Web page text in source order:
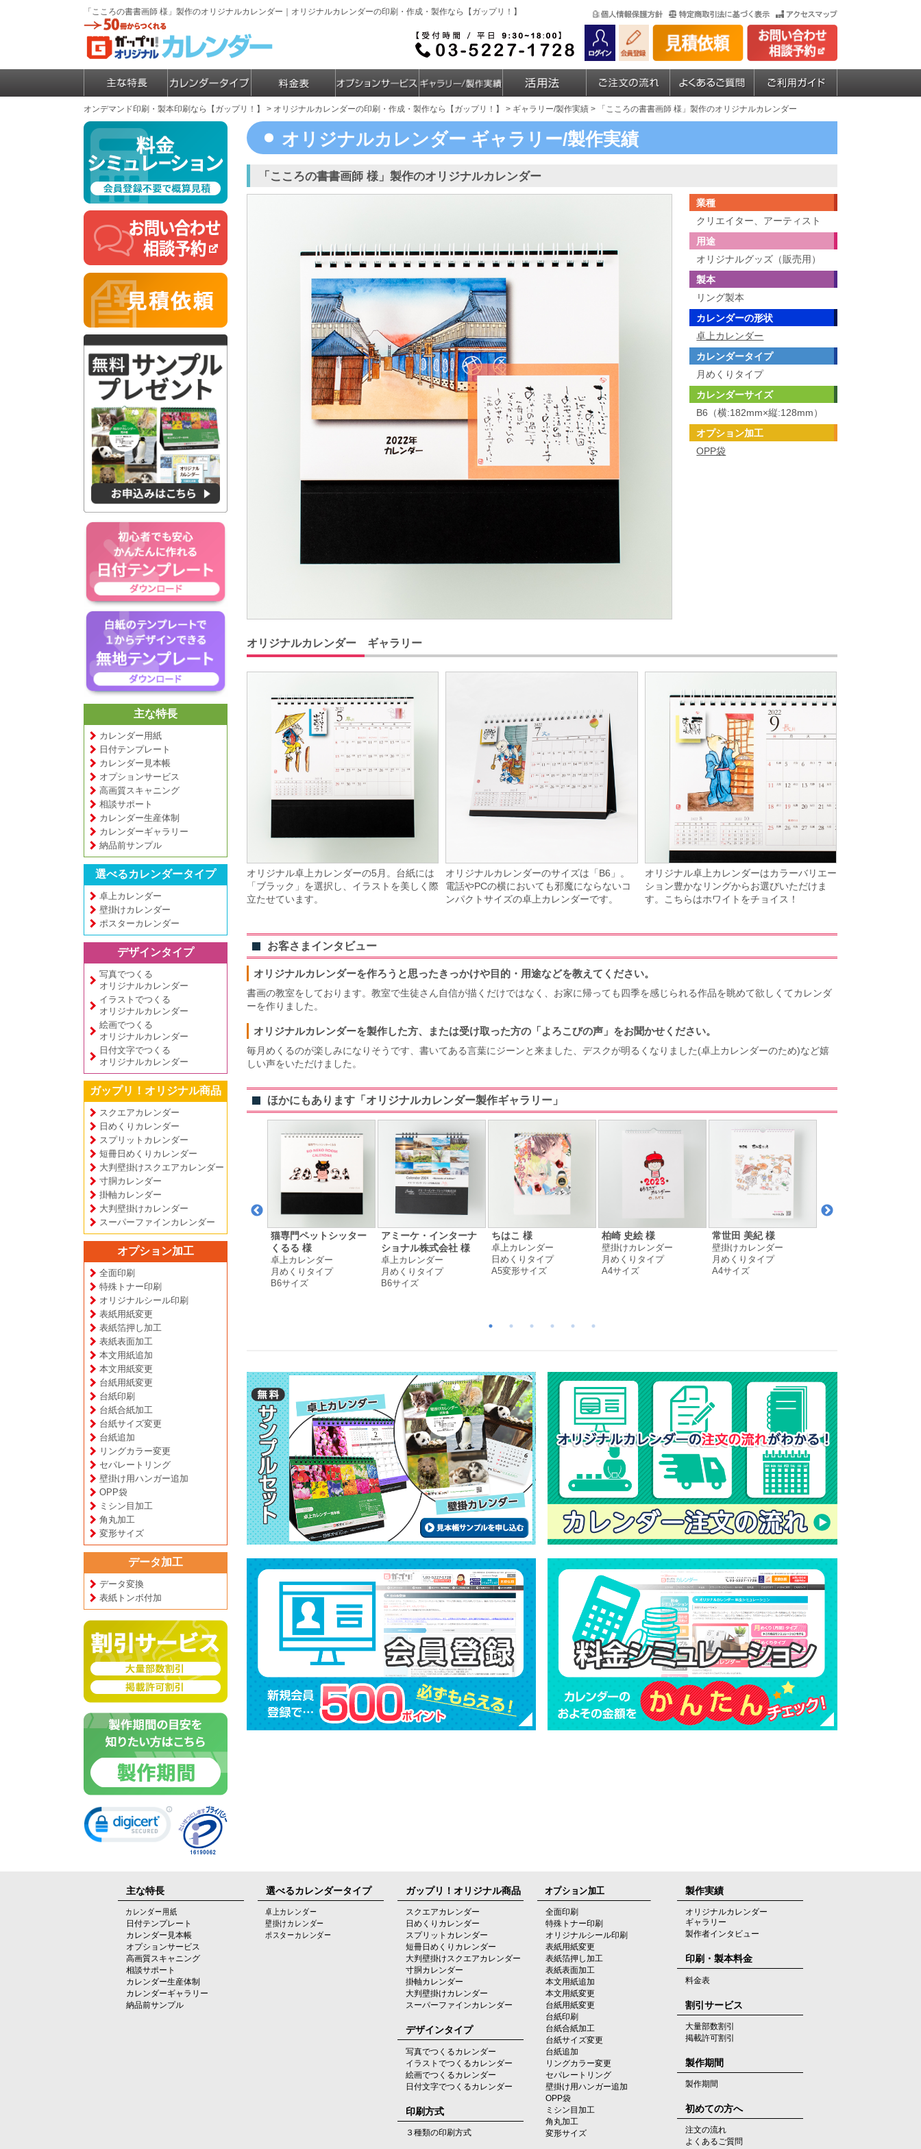
「こころの書書画師 様」製作のオリジナルカレンダー｜オリジナルカレンダーの印刷・作成・製作なら【ガップリ！】
オンデマンド印刷・製本印刷なら【ガップリ！】 > オリジナルカレンダーの印刷・作成・製作なら【ガップリ！】 > ギャラリー/製作実績 > 「こころの書書画師 様」製作のオリジナルカレンダー
主な特長
カレンダー用紙
日付テンプレート
カレンダー見本帳
オプションサービス
高画質スキャニング
相談サポート
カレンダー生産体制
カレンダーギャラリー
納品前サンプル
選べるカレンダータイプ
卓上カレンダー
壁掛けカレンダー
ポスターカレンダー
デザインタイプ
写真でつくる
オリジナルカレンダー
イラストでつくる
オリジナルカレンダー
絵画でつくる
オリジナルカレンダー
日付文字でつくる
オリジナルカレンダー
ガップリ！オリジナル商品
スクエアカレンダー
日めくりカレンダー
スプリットカレンダー
短冊日めくりカレンダー
大判壁掛けスクエアカレンダー
寸胴カレンダー
掛軸カレンダー
大判壁掛けカレンダー
スーパーファインカレンダー
オプション加工
全面印刷
特殊トナー印刷
オリジナルシール印刷
表紙用紙変更
表紙箔押し加工
表紙表面加工
本文用紙追加
本文用紙変更
台紙用紙変更
台紙印刷
台紙合紙加工
台紙サイズ変更
台紙追加
リングカラー変更
セパレートリング
壁掛け用ハンガー追加
OPP袋
ミシン目加工
角丸加工
変形サイズ
データ加工
データ変換
表紙トンボ付加
オリジナルカレンダー ギャラリー/製作実績
「こころの書書画師 様」製作のオリジナルカレンダー
業種
クリエイター、アーティスト
用途
オリジナルグッズ（販売用）
製本
リング製本
カレンダーの形状
卓上カレンダー
カレンダータイプ
月めくりタイプ
カレンダーサイズ
B6（横:182mm×縦:128mm）
オプション加工
OPP袋
オリジナルカレンダー ギャラリー
オリジナル卓上カレンダーの5月。台紙には
「ブラック」を選択し、イラストを美しく際
立たせています。
オリジナルカレンダーのサイズは「B6」。
電話やPCの横においても邪魔にならないコ
ンパクトサイズの卓上カレンダーです。
オリジナル卓上カレンダーはカラーバリエー
ション豊かなリングからお選びいただけま
す。こちらはホワイトをチョイス！
お客さまインタビュー
オリジナルカレンダーを作ろうと思ったきっかけや目的・用途などを教えてください。
書画の教室をしております。教室で生徒さん自信が描くだけではなく、お家に帰っても四季を感じられる作品を眺めて欲しくてカレンダ
ーを作りました。
オリジナルカレンダーを製作した方、または受け取った方の「よろこびの声」をお聞かせください。
毎月めくるのが楽しみになりそうです、書いてある言葉にジーンと来ました、デスクが明るくなりました(卓上カレンダーのため)など嬉
しい声をいただけました。
ほかにもあります「オリジナルカレンダー製作ギャラリー」
株式会社スタジオグレ
卓上カレンダー
月めくりタイプ
一般社団法人健康労働
支援協会 様
卓上カレンダー
A5変形サイズ
猫専門ペットシッター
くるる 様
卓上カレンダー
月めくりタイプ
B6サイズ
アミーケ・インターナ
ショナル株式会社 様
卓上カレンダー
月めくりタイプ
B6サイズ
ちはこ 様
卓上カレンダー
日めくりタイプ
A5変形サイズ
柏崎 史絵 様
壁掛けカレンダー
月めくりタイプ
A4サイズ
常世田 美紀 様
壁掛けカレンダー
月めくりタイプ
A4サイズ
主な特長
カレンダー用紙
日付テンプレート
カレンダー見本帳
オプションサービス
高画質スキャニング
相談サポート
カレンダー生産体制
カレンダーギャラリー
納品前サンプル
選べるカレンダータイプ
卓上カレンダー
壁掛けカレンダー
ポスターカレンダー
ガップリ！オリジナル商品
スクエアカレンダー
日めくりカレンダー
スプリットカレンダー
短冊日めくりカレンダー
大判壁掛けスクエアカレンダー
寸胴カレンダー
掛軸カレンダー
大判壁掛けカレンダー
スーパーファインカレンダー
デザインタイプ
写真でつくるカレンダー
イラストでつくるカレンダー
絵画でつくるカレンダー
日付文字でつくるカレンダー
印刷方式
３種類の印刷方式
オプション加工
全面印刷
特殊トナー印刷
オリジナルシール印刷
表紙用紙変更
表紙箔押し加工
表紙表面加工
本文用紙追加
本文用紙変更
台紙用紙変更
台紙印刷
台紙合紙加工
台紙サイズ変更
台紙追加
リングカラー変更
セパレートリング
壁掛け用ハンガー追加
OPP袋
ミシン目加工
角丸加工
変形サイズ
製作実績
オリジナルカレンダー
ギャラリー
製作者インタビュー
印刷・製本料金
料金表
割引サービス
大量部数割引
掲載許可割引
製作期間
製作期間
初めての方へ
注文の流れ
よくあるご質問